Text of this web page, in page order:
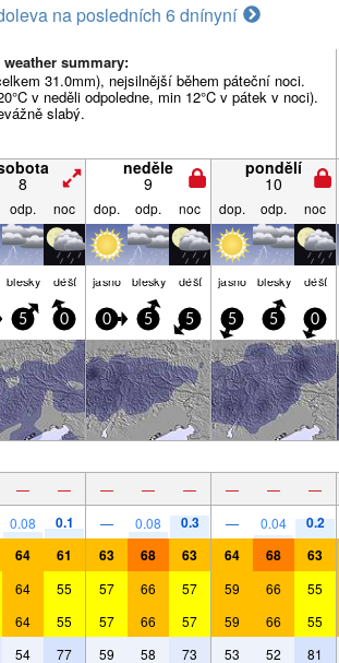
na posledních 6 dnínyní
weather summary:
31.0mm), nejsilnější během páteční noci.
v neděli odpoledne, min 12°C v pátek v noci).
slabý.
8
neděle
9
pondělí
10
odp. noc dop. odp. noc dop. odp. noc
blesky déšť jasno blesky déšť jasno blesky déšť
5 0 0 5 5 5 5 0
— — — — — — — —
0.08 0.1 — 0.08 0.3 — 0.04 0.2
64 61 63 68 63 64 68 63
64 55 57 66 57 59 66 55
64 55 57 66 57 59 66 55
54 77 59 58 73 53 52 81